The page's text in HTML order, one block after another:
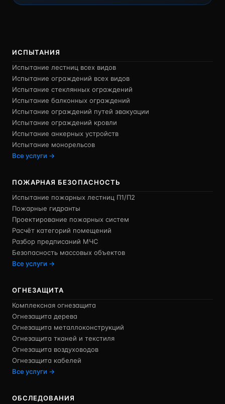
ИСПЫТАНИЯ
Испытание лестниц всех видов
Испытание ограждений всех видов
Испытание стеклянных ограждений
Испытание балконных ограждений
Испытание ограждений путей эвакуации
Испытание ограждений кровли
Испытание анкерных устройств
Испытание монорельсов
Все услуги →
ПОЖАРНАЯ БЕЗОПАСНОСТЬ
Испытание пожарных лестниц П1/П2
Пожарные гидранты
Проектирование пожарных систем
Расчёт категорий помещений
Разбор предписаний МЧС
Безопасность массовых объектов
Все услуги →
ОГНЕЗАЩИТА
Комплексная огнезащита
Огнезащита дерева
Огнезащита металлоконструкций
Огнезащита тканей и текстиля
Огнезащита воздуховодов
Огнезащита кабелей
Все услуги →
ОБСЛЕДОВАНИЯ